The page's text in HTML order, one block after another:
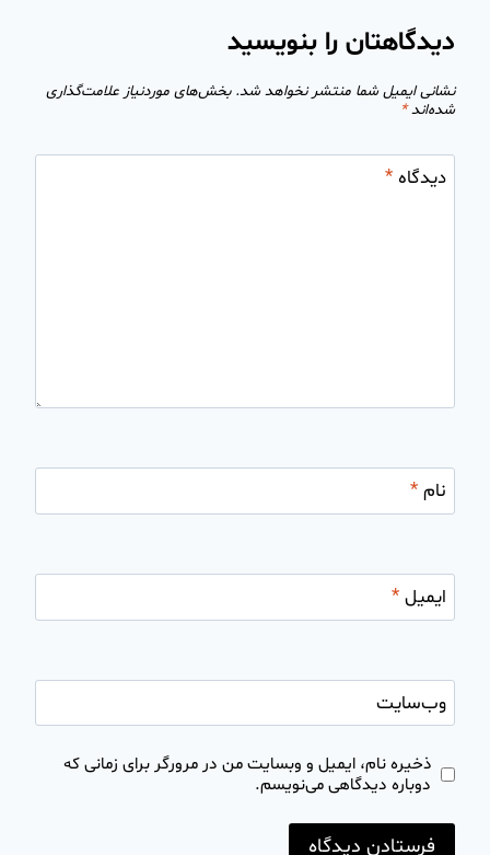
دیدگاهتان را بنویسید
نشانی ایمیل شما منتشر نخواهد شد. بخش‌های موردنیاز علامت‌گذاری
شده‌اند*
دیدگاه*
نام*
ایمیل*
وب‌سایت
ذخیره نام، ایمیل و وبسایت من در مرورگر برای زمانی که
دوباره دیدگاهی می‌نویسم.